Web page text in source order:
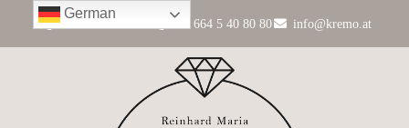
+43 662 84 11 99 +43 664 5 40 80 80 info@kremo.at
German